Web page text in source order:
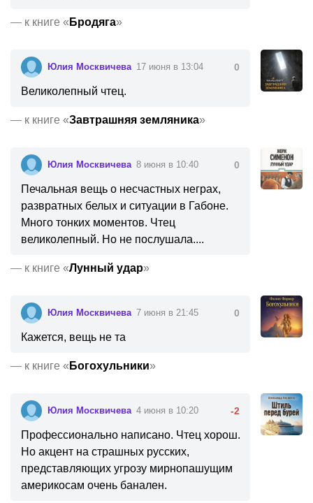
— к книге « Бродяга»
0
Юлия Москвичева 17 июня в 13:04
Великолепный чтец.
— к книге «Завтрашняя земляника»
0
Юлия Москвичева 8 июня в 10:40
Печальная вещь о несчастных неграх,
развратных белых и ситуации в Габоне.
Много тонких моментов. Чтец
великолепный. Но не послушала....
— к книге «Лунный удар»
0
Юлия Москвичева 7 июня в 21:45
Кажется, вещь не та
— к книге « Богохульники»
-2
Юлия Москвичева 4 июня в 10:20
Профессионально написано. Чтец хорош.
Но акцент на страшных русских,
представляющих угрозу мирнопашущим
америкосам очень банален.